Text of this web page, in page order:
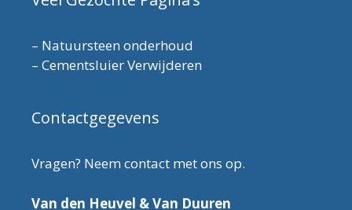
– Natuursteen onderhoud
– Cementsluier Verwijderen
Contactgegevens
Vragen? Neem contact met ons op.
Van den Heuvel & Van Duuren